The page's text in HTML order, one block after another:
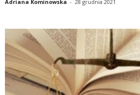
Adriana Kominowska - 28 grudnia 2021